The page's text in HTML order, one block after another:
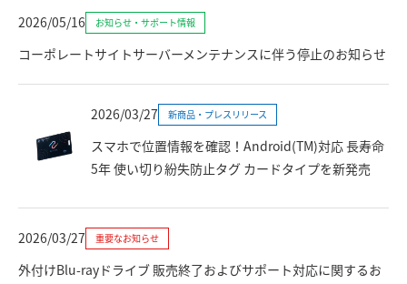
2026/05/16 お知らせ・サポート情報
コーポレートサイトサーバーメンテナンスに伴う停止のお知らせ
2026/03/27 新商品・プレスリリース
スマホで位置情報を確認！Android(TM)対応 長寿命
5年 使い切り紛失防止タグ カードタイプを新発売
2026/03/27 重要なお知らせ
外付けBlu-rayドライブ 販売終了およびサポート対応に関するお